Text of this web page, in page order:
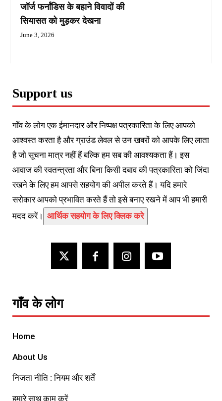
जॉर्ज फर्नांडिस के बहाने विवादों की
सियासत को मुड़कर देखना
June 3, 2026
Support us
गाँव के लोग एक ईमानदार और निष्पक्ष पत्रकारिता के लिए आपको
आश्वस्त करता है और ग्राउंड लेवल से उन खबरों को आपके लिए लाता
है जो सूचना मात्र नहीं हैं बल्कि हम सब की आवश्यकता हैं। इस
आवाज की स्वतन्त्रता और बिना किसी दबाव की पत्रकारिता को जिंदा
रखने के लिए हम आपसे सहयोग की अपील करते हैं। यदि हमारे
सरोकार आपको प्रभावित करते हैं तो इसे बनाए रखने में आप भी हमारी
मदद करें। आर्थिक सहयोग के लिए क्लिक करे
गाँव के लोग
Home
About Us
निजता नीति : नियम और शर्तें
हमारे साथ काम करें